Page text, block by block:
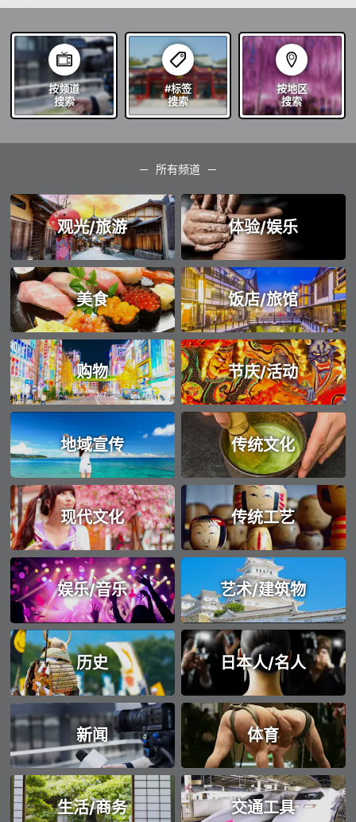
按频道
搜索
#标签
搜索
按地区
搜索
所有频道
观光/旅游 体验/娱乐
美食 饭店/旅馆
购物 节庆/活动
地域宣传 传统文化
现代文化 传统工艺
娱乐/音乐 艺术/建筑物
历史 日本人/名人
新闻 体育
生活/商务 交通工具